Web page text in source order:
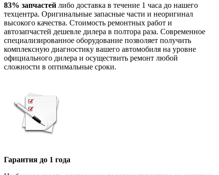
83% запчастей либо доставка в течение 1 часа до нашего
техцентра. Оригинальные запасные части и неоригинал
высокого качества. Стоимость ремонтных работ и
автозапчастей дешевле дилера в полтора раза. Современное
специализированное оборудование позволяет получить
комплексную диагностику вашего автомобиля на уровне
официального дилера и осуществить ремонт любой
сложности в оптимальные сроки.
Гарантия до 1 года